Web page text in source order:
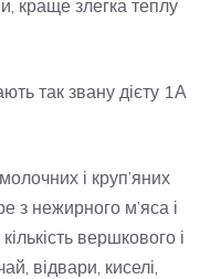
краще злегка теплу
так звану дієту 1А
і круп’яних
з нежирного м’яса і
вершкового і
відвари, киселі,